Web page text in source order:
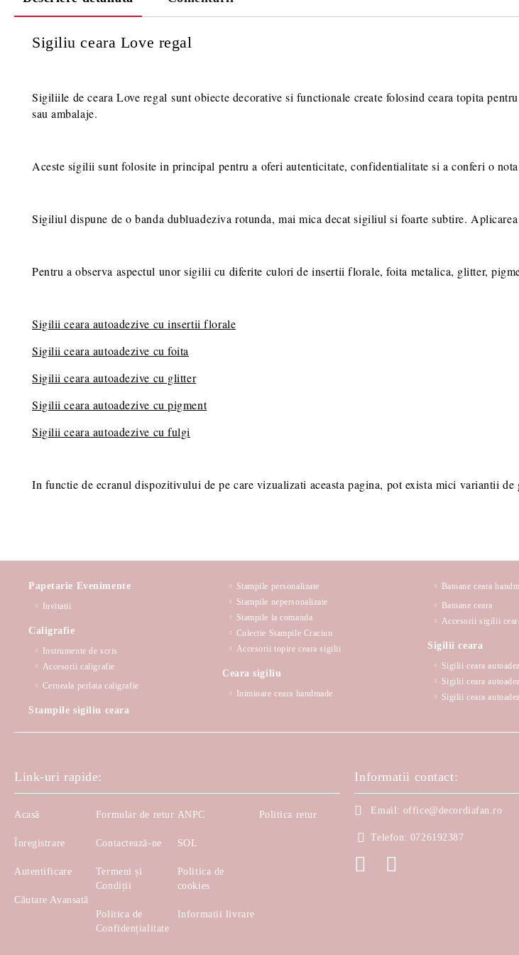
Va
Sigiliu ceara Love regal
Sigiliile de ceara Love regal sunt obiecte decorative si functionale create folosind ceara topita
sau ambalaje.
Aceste sigilii sunt folosite in principal pentru a oferi autenticitate, confidentialitate si a conferi o
Sigiliul dispune de o banda dubluadeziva rotunda, mai mica decat sigiliul si foarte subtire.
Pentru a observa aspectul unor sigilii cu diferite culori de insertii florale, foita metalica, glitter,
Sigilii ceara autoadezive cu insertii florale
Sigilii ceara autoadezive cu foita
Sigilii ceara autoadezive cu glitter
Sigilii ceara autoadezive cu pigment
Sigilii ceara autoadezive cu fulgi
In functie de ecranul dispozitivului de pe care vizualizati aceasta pagina, pot exista mici variantii
Papetarie Evenimente
Invitatii
Caligrafie
Instrumente de scris
Accesorii caligrafie
Cerneala perlata caligrafie
Stampile sigiliu ceara
Stampile personalizate
Stampile nepersonalizate
Stampile la comanda
Colectie Stampile Craciun
Accesorii topire ceara sigilii
Ceara sigiliu
Inimioare ceara handmade
Batoane ceara
Batoane ceara
Accesorii sigilii
Sigilii ceara
Sigilii ceara
Sigilii ceara
Sigilii ceara
Link-uri rapide:
Acasă
Înregistrare
Autentificare
Căutare Avansată
Formular de retur
Contactează-ne
Termeni și
Condiții
Politica de
Confidențialitate
ANPC
SOL
Politica de
cookies
Informatii livrare
Politica retur
Informatii contact:
Email: office@decordiafan.ro
Telefon: 0726192387